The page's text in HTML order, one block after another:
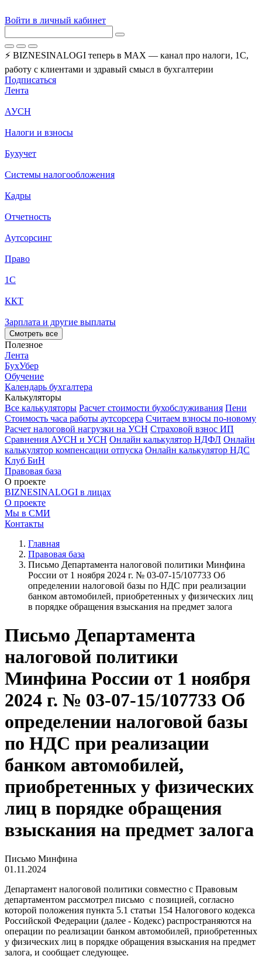
Войти в личный кабинет
⚡ BIZNESINALOGI теперь в MAX — канал про налоги, 1С,
работу с клиентами и здравый смысл в бухгалтерии
Подписаться
Лента
АУСН
Налоги и взносы
Бухучет
Системы налогообложения
Кадры
Отчетность
Аутсорсинг
Право
1С
ККТ
Зарплата и другие выплаты
Смотреть все
Полезное
Лента
БухУбер
Обучение
Календарь бухгалтера
Калькуляторы
Все калькуляторы Расчет стоимости бухобслуживания Пени
Стоимость часа работы аутсорсера Считаем взносы по-новому
Расчет налоговой нагрузки на УСН Страховой взнос ИП
Сравнения АУСН и УСН Онлайн калькулятор НДФЛ Онлайн
калькулятор компенсации отпуска Онлайн калькулятор НДС
Клуб БиН
Правовая база
О проекте
BIZNESINALOGI в лицах
О проекте
Мы в СМИ
Контакты
Главная
Правовая база
Письмо Департамента налоговой политики Минфина
России от 1 ноября 2024 г. № 03-07-15/107733 Об
определении налоговой базы по НДС при реализации
банком автомобилей, приобретенных у физических лиц
в порядке обращения взыскания на предмет залога
Письмо Департамента
налоговой политики
Минфина России от 1 ноября
2024 г. № 03-07-15/107733 Об
определении налоговой базы
по НДС при реализации
банком автомобилей,
приобретенных у физических
лиц в порядке обращения
взыскания на предмет залога
Письмо Минфина
01.11.2024
Департамент налоговой политики совместно с Правовым
департаментом рассмотрел письмо с позицией, согласно
которой положения пункта 5.1 статьи 154 Налогового кодекса
Российской Федерации (далее - Кодекс) распространяются на
операции по реализации банком автомобилей, приобретенных
у физических лиц в порядке обращения взыскания на предмет
залога, и сообщает следующее.